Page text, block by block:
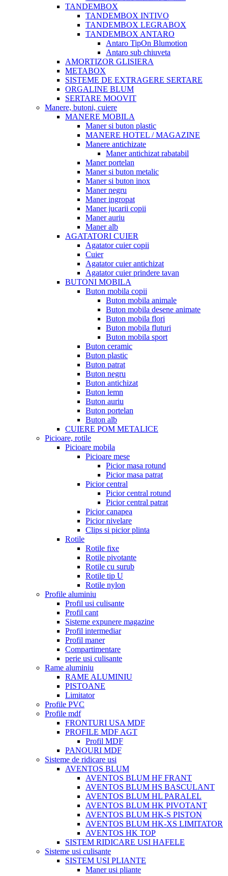
TANDEMBOX
TANDEMBOX INTIVO
TANDEMBOX LEGRABOX
TANDEMBOX ANTARO
Antaro TipOn Blumotion
Antaro sub chiuveta
AMORTIZOR GLISIERA
METABOX
SISTEME DE EXTRAGERE SERTARE
ORGALINE BLUM
SERTARE MOOVIT
Manere, butoni, cuiere
MANERE MOBILA
Maner si buton plastic
MANERE HOTEL / MAGAZINE
Manere antichizate
Maner antichizat rabatabil
Maner portelan
Maner si buton metalic
Maner si buton inox
Maner negru
Maner ingropat
Maner jucarii copii
Maner auriu
Maner alb
AGATATORI CUIER
Agatator cuier copii
Cuier
Agatator cuier antichizat
Agatator cuier prindere tavan
BUTONI MOBILA
Buton mobila copii
Buton mobila animale
Buton mobila desene animate
Buton mobila flori
Buton mobila fluturi
Buton mobila sport
Buton ceramic
Buton plastic
Buton patrat
Buton negru
Buton antichizat
Buton lemn
Buton auriu
Buton portelan
Buton alb
CUIERE POM METALICE
Picioare, rotile
Picioare mobila
Picioare mese
Picior masa rotund
Picior masa patrat
Picior central
Picior central rotund
Picior central patrat
Picior canapea
Picior nivelare
Clips si picior plinta
Rotile
Rotile fixe
Rotile pivotante
Rotile cu surub
Rotile tip U
Rotile nylon
Profile aluminiu
Profil usi culisante
Profil cant
Sisteme expunere magazine
Profil intermediar
Profil maner
Compartimentare
perie usi culisante
Rame aluminiu
RAME ALUMINIU
PISTOANE
Limitator
Profile PVC
Profile mdf
FRONTURI USA MDF
PROFILE MDF AGT
Profil MDF
PANOURI MDF
Sisteme de ridicare usi
AVENTOS BLUM
AVENTOS BLUM HF FRANT
AVENTOS BLUM HS BASCULANT
AVENTOS BLUM HL PARALEL
AVENTOS BLUM HK PIVOTANT
AVENTOS BLUM HK-S PISTON
AVENTOS BLUM HK-XS LIMITATOR
AVENTOS HK TOP
SISTEM RIDICARE USI HAFELE
Sisteme usi culisante
SISTEM USI PLIANTE
Maner usi pliante